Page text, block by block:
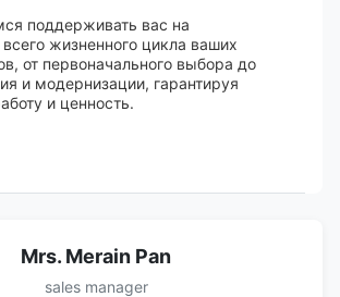
поддерживать вас на
жизненного цикла ваших
от первоначального выбора до
и модернизации, гарантируя
и ценность.
Mrs. Merain Pan
sales manager